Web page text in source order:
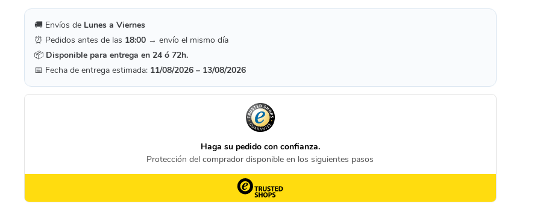
Motor
4405010130
cantidad
🚚 Envíos de Lunes a Viernes
⏰ Pedidos antes de las 18:00→ envío el mismo día
📦 Disponible para entrega en 24 ó 72h.
📅 Fecha de entrega estimada: 11/08/2026 – 13/08/2026